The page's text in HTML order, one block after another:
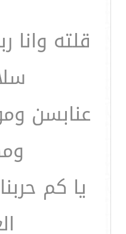
قلته
عنابسن
يا كم